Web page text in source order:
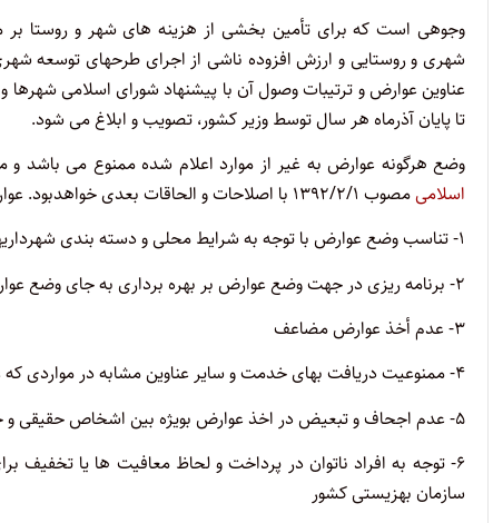
وجوهی است که برای تأمین بخشی از هزینه های شهر و روستا بر
شهری و روستایی و ارزش افزوده ناشی از اجرای طرحهای توسعه
عناوین عوارض و ترتیبات وصول آن با پیشنهاد شورای اسلامی شهرها
تا پایان آذرماه هر سال توسط وزیر کشور، تصویب و ابلاغ می شود.
وضع هرگونه عوارض به غیر از موارد اعلام شده ممنوع می باشد
اسلامیمصوب ۱۳۹۲/۲/۱ با اصلاحات و الحاقات بعدی خواهدبود. عوارض ابلاغی باید مطابق ضوابط ذیل باشد:
۱- تناسب وضع عوارض با توجه به شرایط محلی و دسته بندی شهرداریها اعم از کلانشهرها (شهرهای بالای یک میلیون نفر)، سایر شهرها و روستاها
۲- برنامه ریزی در جهت وضع عوارض بر بهره برداری به جای وضع عوارض بر سرمایه گذاری
۳- عدم أخذ عوارض مضاعف
۴- ممنوعیت دریافت بهای خدمت و سایر عناوین مشابه در مواردی که عوارض، وضع یا ابطال شده باشد.
۵- عدم اجحاف و تبعیض در اخذ عوارض بویژه بین اشخاص حقیقی و حقوقی
۶- توجه به افراد ناتوان در پرداخت و لحاظ معافیت ها یا تخفیف
سازمان بهزیستی کشور